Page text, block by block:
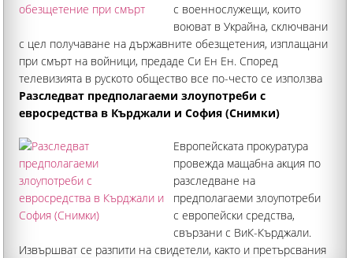
с военнослужещи, които
воюват в Украйна, сключвани
с цел получаване на държавните обезщетения, изплащани
при смърт на войници, предаде Си Ен Ен. Според
телевизията в руското общество все по-често се използва
терминът "черни вдовици" за жени, обвинявани
Разследват предполагаеми злоупотреби с
евросредства в Кърджали и София (Снимки)
Европейската прокуратура
провежда мащабна акция по
разследване на
предполагаеми злоупотреби
с европейски средства,
свързани с ВиК-Кърджали.
Извършват се разпити на свидетели, както и претърсвания